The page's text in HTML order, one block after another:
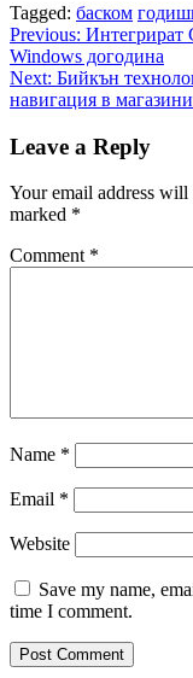
Tagged: баском
Post
navigation
Previous: Интегрират
Windows догодина
Next: Бийкън
навигация в
Leave a Reply
Your email address will
marked *
Comment *
Name *
Email *
Website
Save my name,
time I comment.